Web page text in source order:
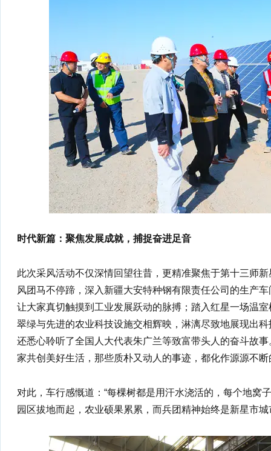
时代新篇：聚焦发展成就，捕捉奋进足音
此次采风活动不仅深情回望往昔，更精准聚焦于第十三师
风团马不停蹄，深入新疆大安特种钢有限责任公司的生产
让大家真切触摸到工业发展跃动的脉搏；踏入红星一场温
翠绿与先进的农业科技设施交相辉映，淋漓尽致地展现出
还悉心聆听了全国人大代表朱广兰等致富带头人的奋斗故
家共创美好生活，那些质朴又动人的事迹，都化作源源不
对此，车行感慨道：“每棵树都是用汗水浇活的，每个地窝
园区拔地而起，农业硕果累累，而兵团精神始终是新星市城